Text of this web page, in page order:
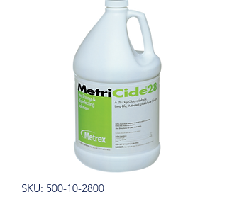
SKU: 500-10-2800